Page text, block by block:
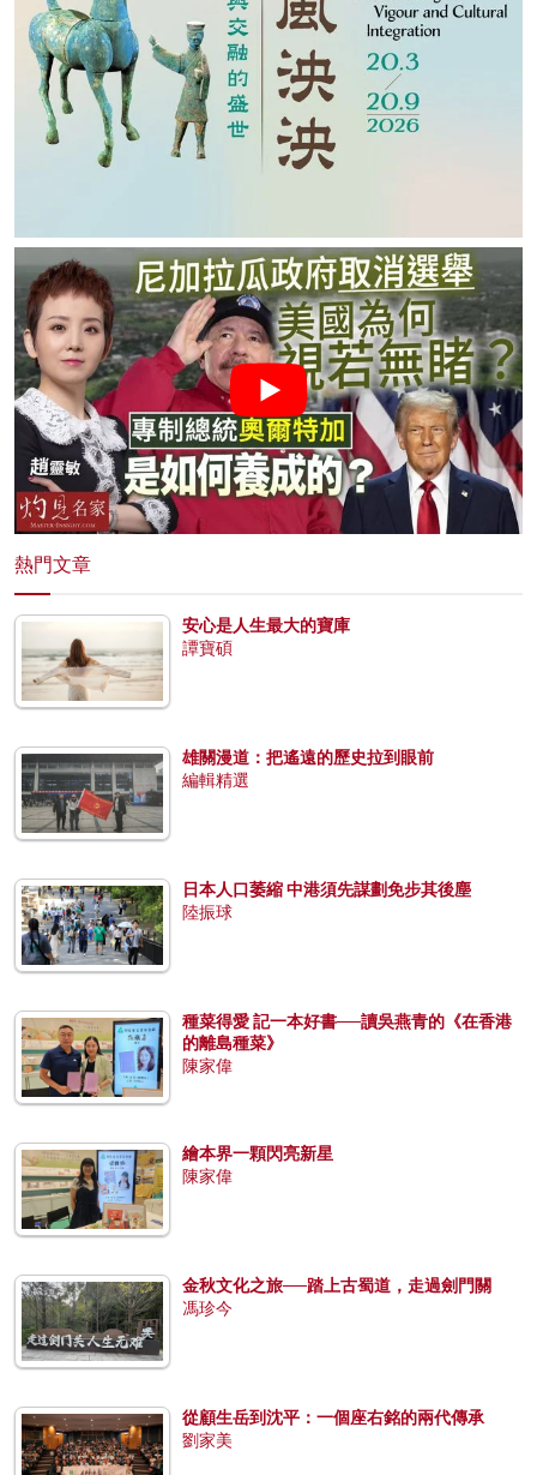
熱門文章
安心是人生最大的寶庫
譚寶碩
雄關漫道：把遙遠的歷史拉到眼前
編輯精選
日本人口萎縮 中港須先謀劃免步其後塵
陸振球
種菜得愛 記一本好書──讀吳燕青的《在香港
的離島種菜》
陳家偉
繪本界一顆閃亮新星
陳家偉
金秋文化之旅──踏上古蜀道，走過劍門關
馮珍今
從顧生岳到沈平：一個座右銘的兩代傳承
劉家美